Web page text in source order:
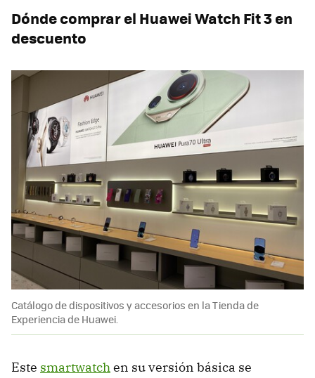
Dónde comprar el Huawei Watch Fit 3 en
descuento
Catálogo de dispositivos y accesorios en la Tienda de
Experiencia de Huawei.
Este smartwatchen su versión básica se